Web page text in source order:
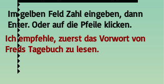
Im gelben Feld Zahl eingeben, dann
Enter. Oder auf die Pfeile klicken.
Ich empfehle, zuerst das Vorwort von
Freds Tagebuch zu lesen.